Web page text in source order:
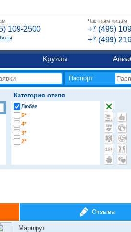
109-2500
Частным лицам
+7 (495)
+7 (499)
Круизы
Паспорт
Категория отеля
Любая
5*
4*
3*
2*
Отзывы
Маршрут